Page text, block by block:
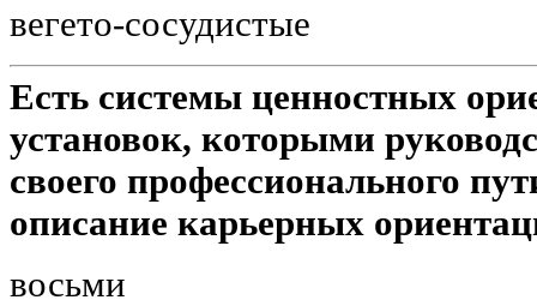
вегето-сосудистые
Есть системы ценностных
установок, которыми
своего профессионального
описание карьерных
восьми